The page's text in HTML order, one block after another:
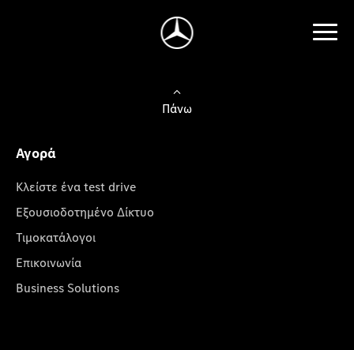
Πάνω
Αγορά
Κλείστε ένα test drive
Εξουσιοδοτημένο Δίκτυο
Τιμοκατάλογοι
Επικοινωνία
Business Solutions